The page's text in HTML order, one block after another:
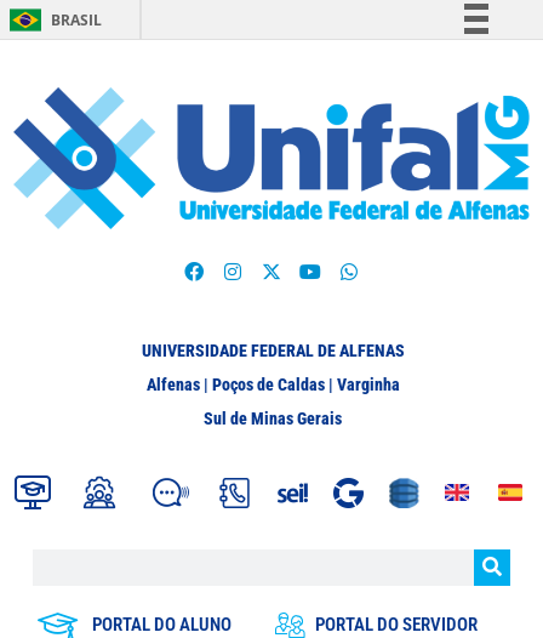
BRASIL
Participe
Acesso à informação
Legislação
UNIVERSIDADE FEDERAL DE ALFENAS
Alfenas | Poços de Caldas | Varginha
Sul de Minas Gerais
PORTAL DO ALUNO PORTAL DO SERVIDOR